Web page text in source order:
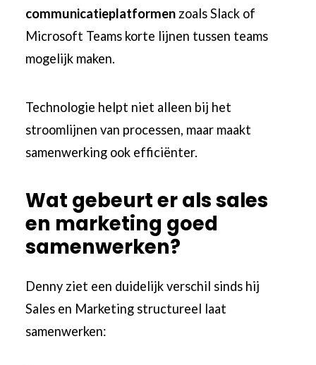
communicatieplatformen zoals Slack of
Microsoft Teams korte lijnen tussen teams
mogelijk maken.
Technologie helpt niet alleen bij het
stroomlijnen van processen, maar maakt
samenwerking ook efficiënter.
Wat gebeurt er als sales
en marketing goed
samenwerken?
Denny ziet een duidelijk verschil sinds hij
Sales en Marketing structureel laat
samenwerken: